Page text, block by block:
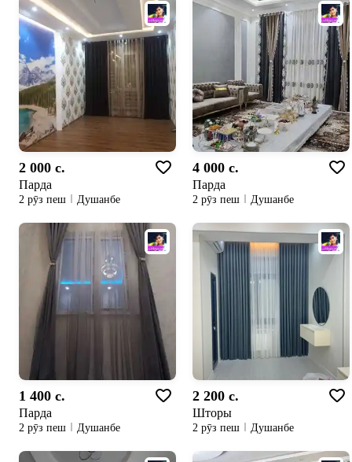
2 000 c.
Парда
2 рӯз пеш Душанбе
4 000 c.
Парда
2 рӯз пеш Душанбе
1 400 c.
Парда
2 рӯз пеш Душанбе
2 200 c.
Шторы
2 рӯз пеш Душанбе